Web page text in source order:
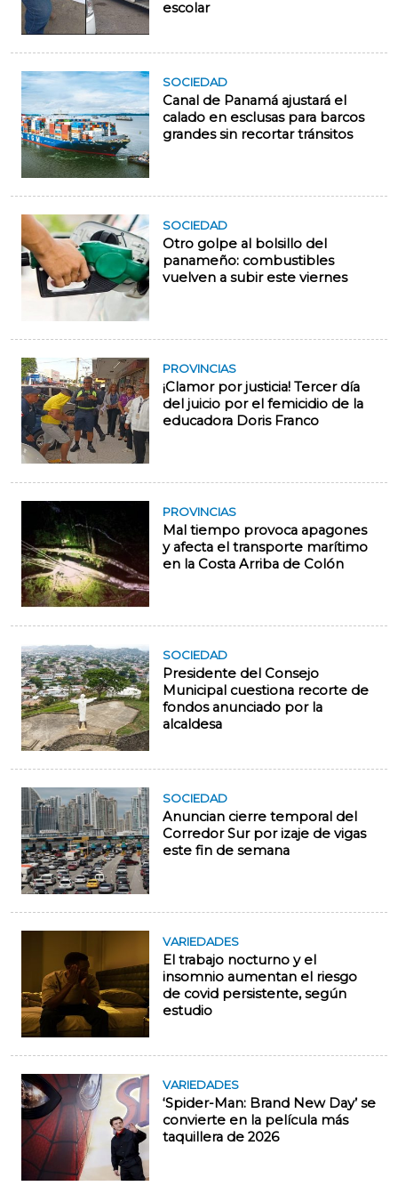
escolar
SOCIEDAD
Canal de Panamá ajustará el
calado en esclusas para barcos
grandes sin recortar tránsitos
SOCIEDAD
Otro golpe al bolsillo del
panameño: combustibles
vuelven a subir este viernes
PROVINCIAS
¡Clamor por justicia! Tercer día
del juicio por el femicidio de la
educadora Doris Franco
PROVINCIAS
Mal tiempo provoca apagones
y afecta el transporte marítimo
en la Costa Arriba de Colón
SOCIEDAD
Presidente del Consejo
Municipal cuestiona recorte de
fondos anunciado por la
alcaldesa
SOCIEDAD
Anuncian cierre temporal del
Corredor Sur por izaje de vigas
este fin de semana
VARIEDADES
El trabajo nocturno y el
insomnio aumentan el riesgo
de covid persistente, según
estudio
VARIEDADES
‘Spider-Man: Brand New Day’ se
convierte en la película más
taquillera de 2026